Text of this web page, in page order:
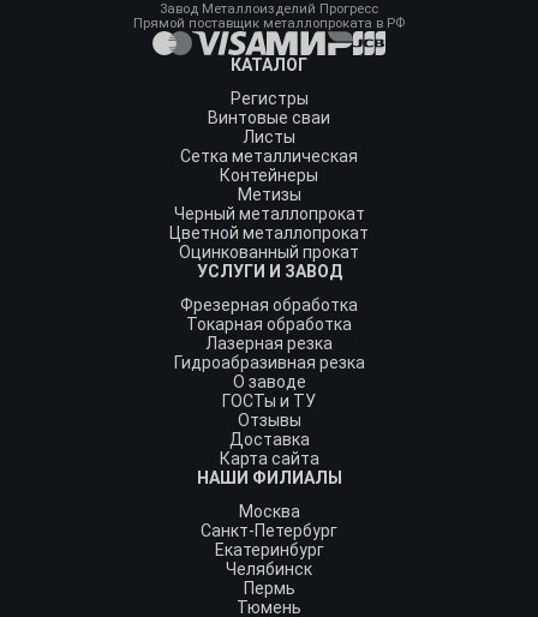
Завод Металлоизделий Прогресс
Прямой поставщик металлопроката в РФ
КАТАЛОГ
Регистры
Винтовые сваи
Листы
Сетка металлическая
Контейнеры
Метизы
Черный металлопрокат
Цветной металлопрокат
Оцинкованный прокат
УСЛУГИ И ЗАВОД
Фрезерная обработка
Токарная обработка
Лазерная резка
Гидроабразивная резка
О заводе
ГОСТы и ТУ
Отзывы
Доставка
Карта сайта
НАШИ ФИЛИАЛЫ
Москва
Санкт-Петербург
Екатеринбург
Челябинск
Пермь
Тюмень